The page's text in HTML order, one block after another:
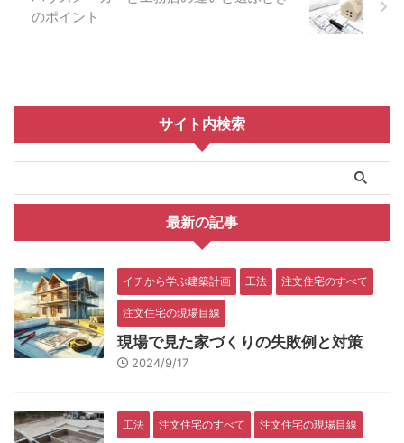
のポイント
サイト内検索
最新の記事
イチから学ぶ建築計画 工法 注文住宅のすべて
注文住宅の現場目線
現場で見た家づくりの失敗例と対策
2024/9/17
工法 注文住宅のすべて 注文住宅の現場目線